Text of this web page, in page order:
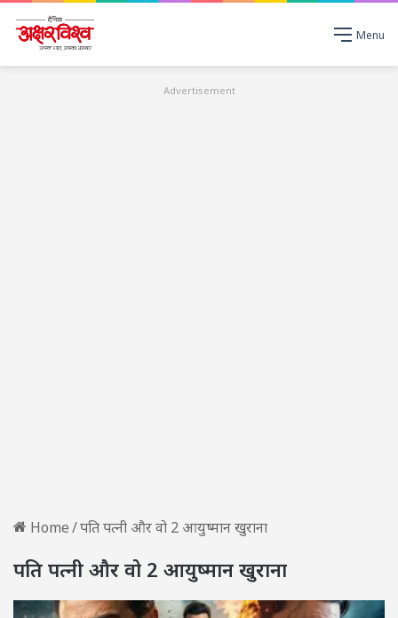
Menu
Advertisement
Home/पति पत्नी और वो 2 आयुष्मान खुराना
पति पत्नी और वो 2 आयुष्मान खुराना